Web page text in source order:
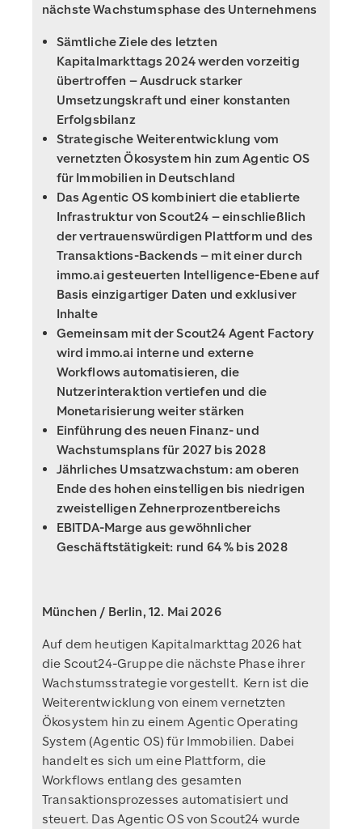
nächste Wachstumsphase des Unternehmens
Sämtliche Ziele des letzten
Kapitalmarkttags 2024 werden vorzeitig
übertroffen – Ausdruck starker
Umsetzungskraft und einer konstanten
Erfolgsbilanz
Strategische Weiterentwicklung vom
vernetzten Ökosystem hin zum Agentic OS
für Immobilien in Deutschland
Das Agentic OS kombiniert die etablierte
Infrastruktur von Scout24 – einschließlich
der vertrauenswürdigen Plattform und des
Transaktions-Backends – mit einer durch
immo.ai gesteuerten Intelligence-Ebene auf
Basis einzigartiger Daten und exklusiver
Inhalte
Gemeinsam mit der Scout24 Agent Factory
wird immo.ai interne und externe
Workflows automatisieren, die
Nutzerinteraktion vertiefen und die
Monetarisierung weiter stärken
Einführung des neuen Finanz- und
Wachstumsplans für 2027 bis 2028
Jährliches Umsatzwachstum: am oberen
Ende des hohen einstelligen bis niedrigen
zweistelligen Zehnerprozentbereichs
EBITDA-Marge aus gewöhnlicher
Geschäftstätigkeit: rund 64 % bis 2028
München / Berlin, 12. Mai 2026
Auf dem heutigen Kapitalmarkttag 2026 hat
die Scout24-Gruppe die nächste Phase ihrer
Wachstumsstrategie vorgestellt. Kern ist die
Weiterentwicklung von einem vernetzten
Ökosystem hin zu einem Agentic Operating
System (Agentic OS) für Immobilien. Dabei
handelt es sich um eine Plattform, die
Workflows entlang des gesamten
Transaktionsprozesses automatisiert und
steuert. Das Agentic OS von Scout24 wurde